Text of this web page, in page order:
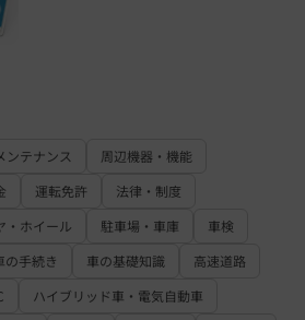
ンテナンス
周辺機器・機能
運転免許
法律・制度
・ホイール 駐車場・車庫
車検
の手続き 車の基礎知識
高速道路
ハイブリッド車・電気自動車